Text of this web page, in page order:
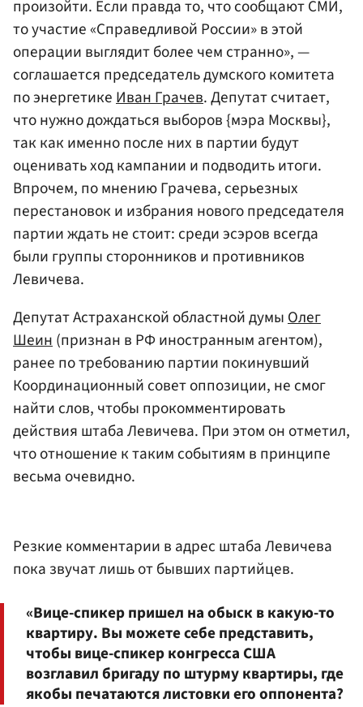
произойти. Если правда то, что сообщают СМИ,
то участие «Справедливой России» в этой
операции выглядит более чем странно», —
соглашается председатель думского комитета
по энергетикеИван Грачев. Депутат считает,
что нужно дождаться выборов {мэра Москвы},
так как именно после них в партии будут
оценивать ход кампании и подводить итоги.
Впрочем, по мнению Грачева, серьезных
перестановок и избрания нового председателя
партии ждать не стоит: среди эсэров всегда
были группы сторонников и противников
Левичева.
Депутат Астраханской областной думыОлег
Шеин(признан в РФ иностранным агентом),
ранее по требованию партии покинувший
Координационный совет оппозиции, не смог
найти слов, чтобы прокомментировать
действия штаба Левичева. При этом он отметил,
что отношение к таким событиям в принципе
весьма очевидно.
Резкие комментарии в адрес штаба Левичева
пока звучат лишь от бывших партийцев.
«Вице-спикер пришел на обыск в какую-то
квартиру. Вы можете себе представить,
чтобы вице-спикер конгресса США
возглавил бригаду по штурму квартиры, где
якобы печатаются листовки его оппонента?